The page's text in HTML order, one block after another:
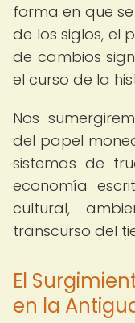
forma en que
de los siglos, el
de cambios
el curso de la
Nos
del papel
sistemas de
economía
cultural,
transcurso del
El
en la